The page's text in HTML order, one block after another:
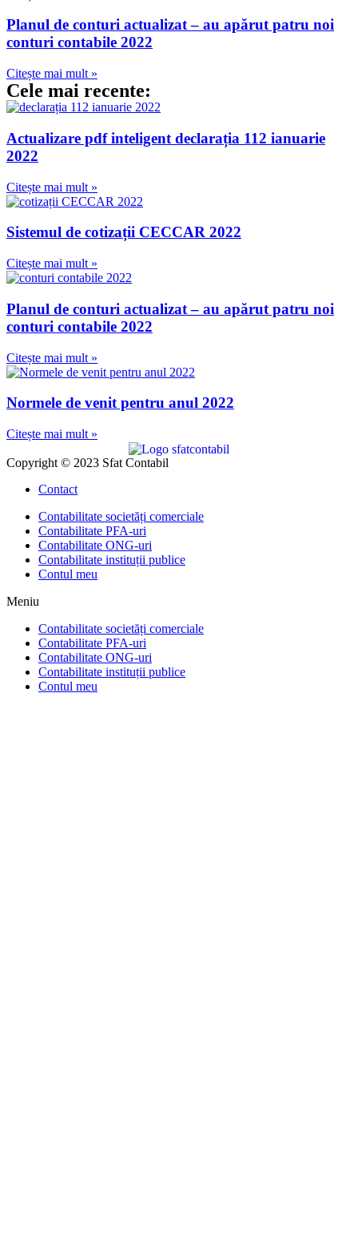
Planul de conturi actualizat – au apărut patru noi
conturi contabile 2022
Citește mai mult »
Cele mai recente:
Actualizare pdf inteligent declarația 112 ianuarie
2022
Citește mai mult »
Sistemul de cotizații CECCAR 2022
Citește mai mult »
Planul de conturi actualizat – au apărut patru noi
conturi contabile 2022
Citește mai mult »
Normele de venit pentru anul 2022
Citește mai mult »
Copyright © 2023 Sfat Contabil
Contact
Contabilitate societăți comerciale
Contabilitate PFA-uri
Contabilitate ONG-uri
Contabilitate instituții publice
Contul meu
Meniu
Contabilitate societăți comerciale
Contabilitate PFA-uri
Contabilitate ONG-uri
Contabilitate instituții publice
Contul meu